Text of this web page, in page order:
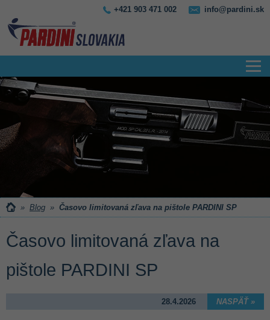
+421 903 471 002 info@pardini.sk
» Blog » Časovo limitovaná zľava na pištole PARDINI SP
Časovo limitovaná zľava na
pištole PARDINI SP
28.4.2026 NASPÄŤ »